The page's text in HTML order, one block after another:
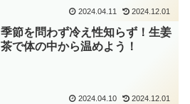
2024.04.11 2024.12.01
季節を問わず冷え性知らず！生姜
茶で体の中から温めよう！
2024.04.10 2024.12.01